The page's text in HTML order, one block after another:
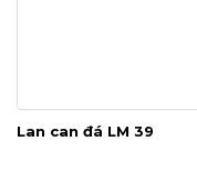
Lan can đá LM 39